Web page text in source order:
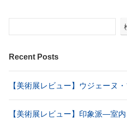
Recent Posts
【美術展レビュー】ウジェーヌ
【美術展レビュー】印象派―室